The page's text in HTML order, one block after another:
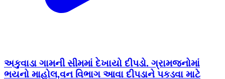
અકુવાડા ગામની સીમમાં દેખાયો દીપડો. ગ્રામજનોમાં
ભયનો માહોલ,વન વિભાગ આવા દીપડાને પકડવા માટે